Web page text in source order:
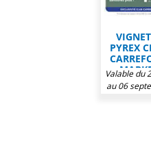
PYREX
Valable du
au 06